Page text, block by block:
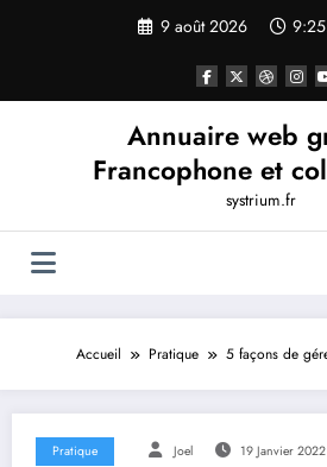
9 août 2026
Annuaire web
Francophone et
systrium.fr
Accueil Pratique 5 façons de
Pratique Joel 19 Janvier 2022